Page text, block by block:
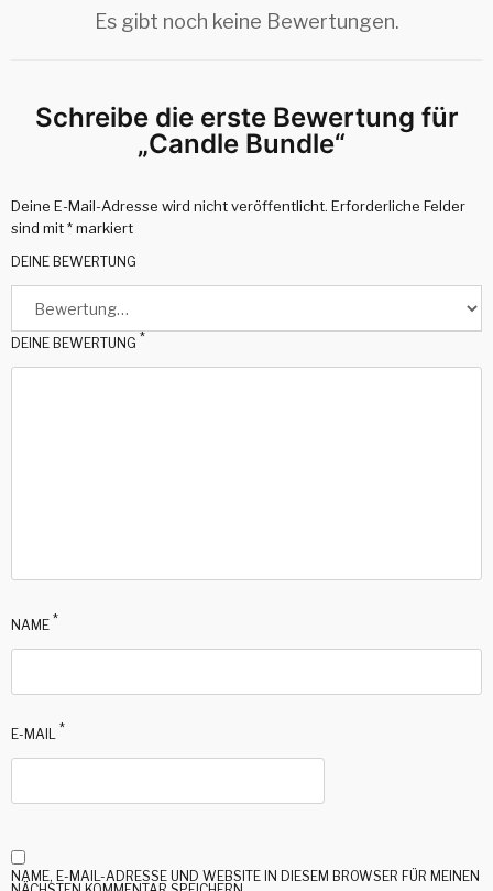
Es gibt noch keine Bewertungen.
Schreibe die erste Bewertung für
„Candle Bundle“
Deine E-Mail-Adresse wird nicht veröffentlicht. Erforderliche Felder
sind mit*markiert
DEINE BEWERTUNG
DEINE BEWERTUNG *
NAME *
E-MAIL *
NAME, E-MAIL-ADRESSE UND WEBSITE IN DIESEM BROWSER FÜR MEINEN